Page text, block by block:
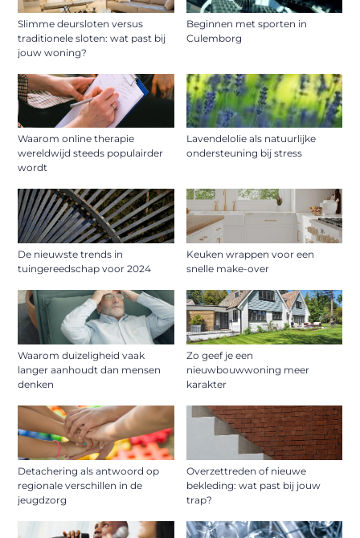
Slimme deursloten versus
traditionele sloten: wat past bij
jouw woning?
Beginnen met sporten in
Culemborg
Waarom online therapie
wereldwijd steeds populairder
wordt
Lavendelolie als natuurlijke
ondersteuning bij stress
De nieuwste trends in
tuingereedschap voor 2024
Keuken wrappen voor een
snelle make-over
Waarom duizeligheid vaak
langer aanhoudt dan mensen
denken
Zo geef je een
nieuwbouwwoning meer
karakter
Detachering als antwoord op
regionale verschillen in de
jeugdzorg
Overzettreden of nieuwe
bekleding: wat past bij jouw
trap?